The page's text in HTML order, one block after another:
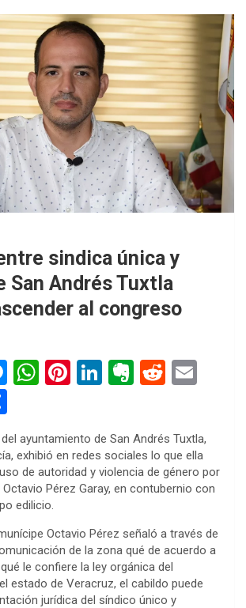
sindica única y
San Andrés Tuxtla
al congreso
M
n
g
er
W
s
A
p
p
Pi
es
t
Li
dI
n
E
ot
e
R
di
t
h
ar
e
ayuntamiento de San Andrés Tuxtla,
exhibió en redes sociales lo que ella
de autoridad y violencia de género por
Pérez Garay, en contubernio con
edilicio.
Octavio Pérez señaló a través de
de la zona qué de acuerdo a
le confiere la ley orgánica del
estado de Veracruz, el cabildo puede
jurídica del síndico único y